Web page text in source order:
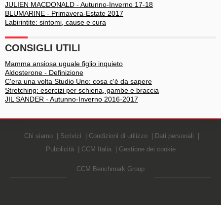
JULIEN MACDONALD - Autunno-Inverno 17-18
BLUMARINE - Primavera-Estate 2017
Labirintite: sintomi, cause e cura
CONSIGLI UTILI
Mamma ansiosa uguale figlio inquieto
Aldosterone - Definizione
C'era una volta Studio Uno: cosa c'è da sapere
Stretching: esercizi per schiena, gambe e braccia
JIL SANDER - Autunno-Inverno 2016-2017
Chi siamo Scrivici Condizioni di utilizzo
Dati personali
Pubblicità
CCM Italia Gestione dei cookie
CCM Benchmark Group